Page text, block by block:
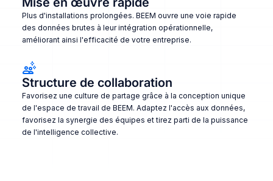
Plus d'installations prolongées. BEEM ouvre une voie rapide
des données brutes à leur intégration opérationnelle,
améliorant ainsi l'efficacité de votre entreprise.
Structure de collaboration
Favorisez une culture de partage grâce à la conception unique
de l'espace de travail de BEEM. Adaptez l'accès aux données,
favorisez la synergie des équipes et tirez parti de la puissance
de l'intelligence collective.